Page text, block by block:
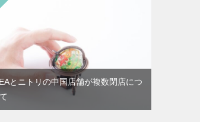
とニトリの中国店舗が複数閉店につ